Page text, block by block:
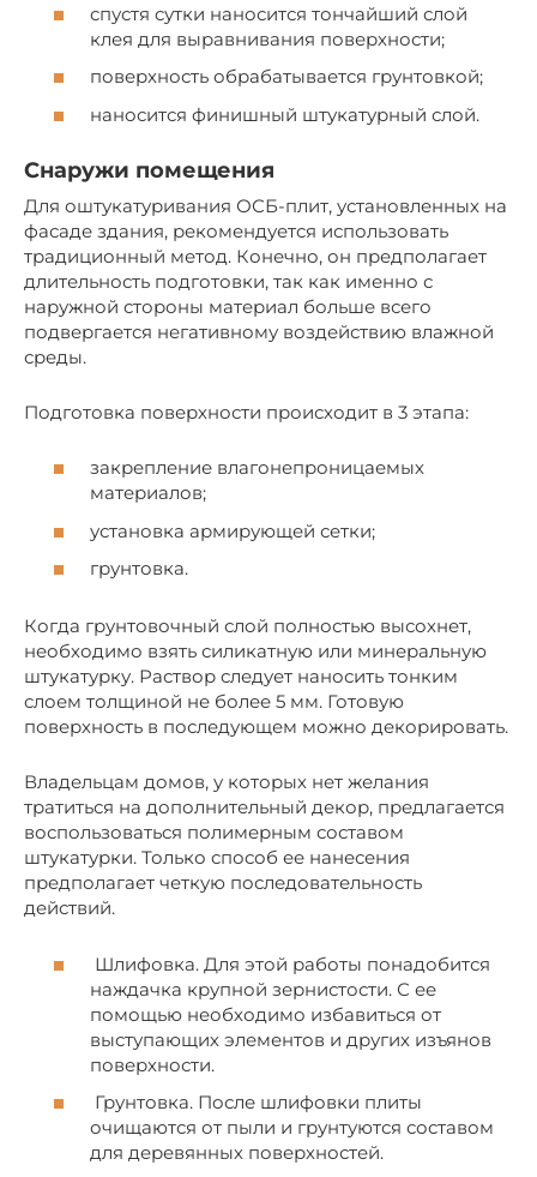
спустя сутки наносится тончайший слой
клея для выравнивания поверхности;
поверхность обрабатывается грунтовкой;
наносится финишный штукатурный слой.
Снаружи помещения
Для оштукатуривания ОСБ-плит, установленных на
фасаде здания, рекомендуется использовать
традиционный метод. Конечно, он предполагает
длительность подготовки, так как именно с
наружной стороны материал больше всего
подвергается негативному воздействию влажной
среды.
Подготовка поверхности происходит в 3 этапа:
закрепление влагонепроницаемых
материалов;
установка армирующей сетки;
грунтовка.
Когда грунтовочный слой полностью высохнет,
необходимо взять силикатную или минеральную
штукатурку. Раствор следует наносить тонким
слоем толщиной не более 5 мм. Готовую
поверхность в последующем можно декорировать.
Владельцам домов, у которых нет желания
тратиться на дополнительный декор, предлагается
воспользоваться полимерным составом
штукатурки. Только способ ее нанесения
предполагает четкую последовательность
действий.
Шлифовка. Для этой работы понадобится
наждачка крупной зернистости. С ее
помощью необходимо избавиться от
выступающих элементов и других изъянов
поверхности.
Грунтовка. После шлифовки плиты
очищаются от пыли и грунтуются составом
для деревянных поверхностей.